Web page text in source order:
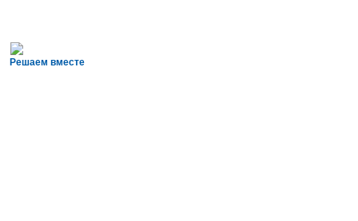
Решаем вместе